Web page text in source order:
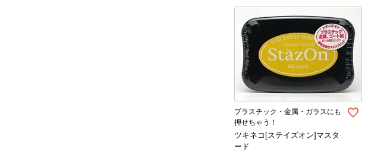
プラスチック・金属・ガラスにも
押せちゃう！
ツキネコ[ステイズオン]マスタ
ード